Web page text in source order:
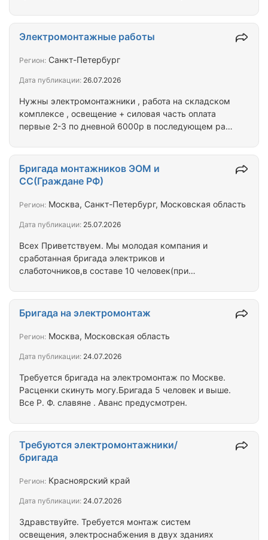
сроки. Предлагаем заказывать нихромовые
спирали в компании ПАРТАЛ. Доставка в любую
точу РФ.
Нужны электромонтажники , работа на складском
комплексе , освещение + силовая часть оплата
первые 2-3 по дневной 6000р в последующем раз
Электромонтажные работы
Регион: Санкт-Петербург
Дата публикации: 26.07.2026
Всех Приветствуем. Мы молодая компания и
сработанная бригада электриков и
слаботочников,в составе 10 человек(при
следующих объектах: ЖК в городе Дзержинский
Магазин Петрович в Немчиновке Кабинеты
МРТ,КТ,РЕНТГЕН в городе Одинцово ЖК Ривер
субподряда по ЭОМ,СС Работаем по договору,при
договора Нал/безнал На ИП/ООО
Бригада монтажников ЭОМ и
СС(Граждане РФ)
Регион: Москва, Санкт-Петербург, Московская область
Дата публикации: 25.07.2026
Требуется бригада на электромонтаж по Москве.
Расценки скинуть могу.Бригада 5 человек и выше.
Все Р. Ф. славяне . Аванс предусмотрен.
Бригада на электромонтаж
Регион: Москва, Московская область
Дата публикации: 24.07.2026
Здравствуйте. Требуется монтаж систем
освещения, электроснабжения в двух зданиях
Требуются электромонтажники/
бригада
Регион: Красноярский край
Дата публикации: 24.07.2026